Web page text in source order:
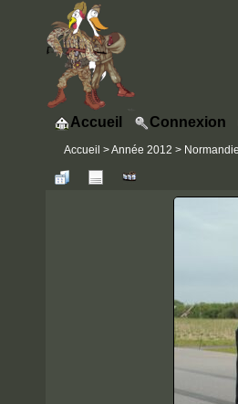
Accueil Connexion
Accueil >Année 2012 >